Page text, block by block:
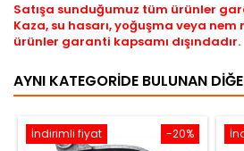
Satışa sunduğumuz tüm ürünler
Kaza, su hasarı, yoğuşma veya
ürünler garanti kapsamı dışındadır.
AYNI KATEGORIDE BULUNAN
-20%
İndirimli fiyat